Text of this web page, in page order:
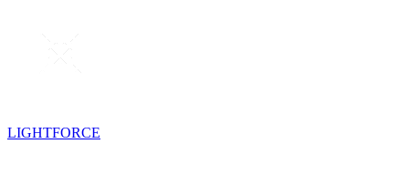
LIGHTFORCE